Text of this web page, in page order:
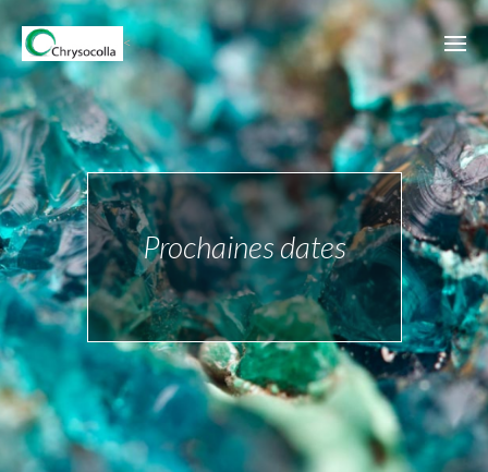
<
Prochaines dates